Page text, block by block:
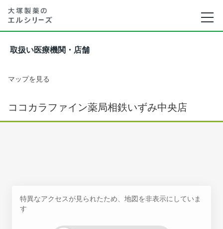
取扱い医療機関・店舗
マップを見る
ココカラファイン薬局相鉄いずみ中央店
特異なアクセスが見られたため、地図を非表示にしていま
す